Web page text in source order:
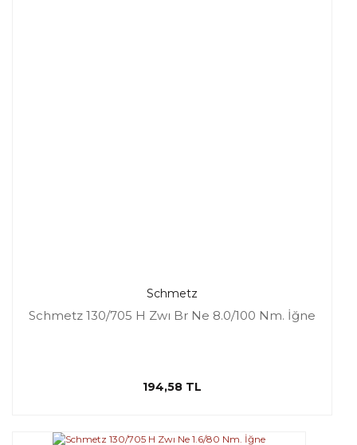
Schmetz
Schmetz 130/705 H Zwı Br Ne 8.0/100 Nm. İğne
194,58 TL